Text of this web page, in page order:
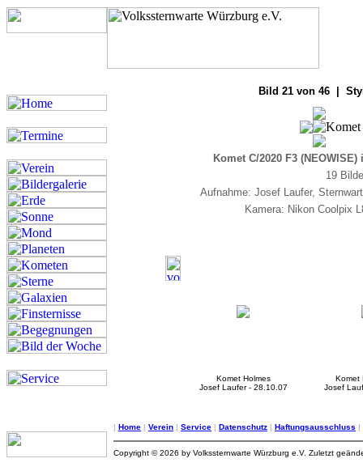
Bild 21 von 46 |
Komet C/2020 F3
19
Aufnahme: Josef Laufer,
Kamera: Nikon Coolpix
Komet Holmes
Josef Laufer - 28.10.07
Komet
Josef
| Home | Verein | Service | Datenschutz | Haftungsausschluss |
Copyright © 2026 by Volkssternwarte Würzburg e.V. Zuletzt